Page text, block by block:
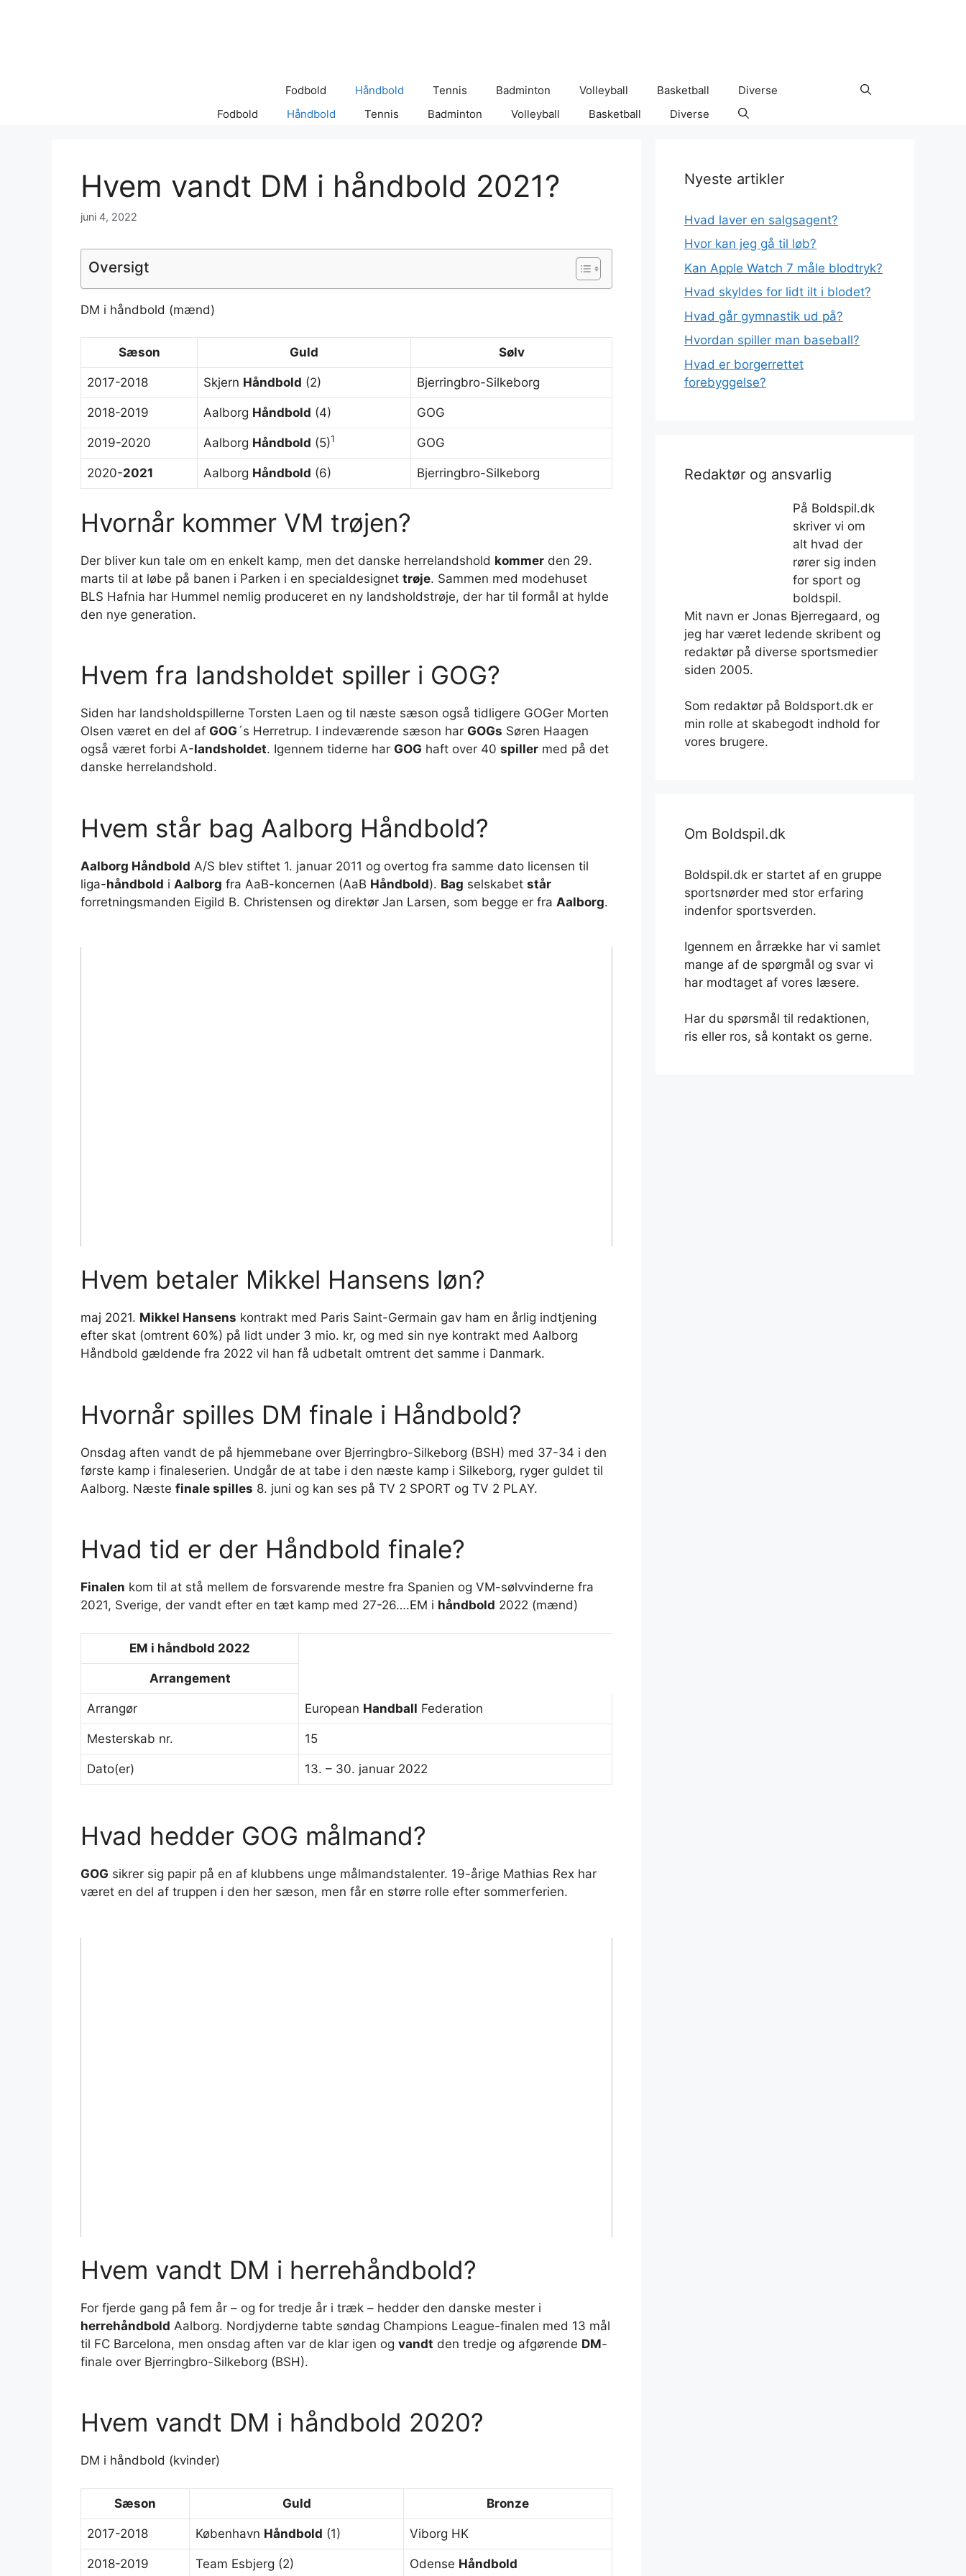
Fodbold Håndbold Tennis Badminton Volleyball Basketball
Diverse
Fodbold
Håndbold Tennis Badminton Volleyball Basketball Diverse
Hvem vandt DM i håndbold 2021?
juni 4, 2022
Oversigt
DM i håndbold (mænd)
Sæson Guld Sølv
2017-2018 Skjern Håndbold (2) Bjerringbro-Silkeborg
2018-2019 Aalborg Håndbold (4) GOG
2019-2020 Aalborg Håndbold (5)1 GOG
2020-2021 Aalborg Håndbold (6) Bjerringbro-Silkeborg
Hvornår kommer VM trøjen?
Der bliver kun tale om en enkelt kamp, men det danske herrelandshold kommer den 29.
marts til at løbe på banen i Parken i en specialdesignet trøje. Sammen med modehuset
BLS Hafnia har Hummel nemlig produceret en ny landsholdstrøje, der har til formål at hylde
den nye generation.
Hvem fra landsholdet spiller i GOG?
Siden har landsholdspillerne Torsten Laen og til næste sæson også tidligere GOGer Morten
Olsen været en del af GOG ´s Herretrup. I indeværende sæson har GOGs Søren Haagen
også været forbi A-landsholdet. Igennem tiderne har GOG haft over 40 spiller med på det
danske herrelandshold.
Hvem står bag Aalborg Håndbold?
Aalborg Håndbold A/S blev stiftet 1. januar 2011 og overtog fra samme dato licensen til
liga-håndbold i Aalborg fra AaB-koncernen (AaB Håndbold). Bag selskabet står
forretningsmanden Eigild B. Christensen og direktør Jan Larsen, som begge er fra Aalborg.
Hvem betaler Mikkel Hansens løn?
maj 2021. Mikkel Hansens kontrakt med Paris Saint-Germain gav ham en årlig indtjening
efter skat (omtrent 60%) på lidt under 3 mio. kr, og med sin nye kontrakt med Aalborg
Håndbold gældende fra 2022 vil han få udbetalt omtrent det samme i Danmark.
Hvornår spilles DM finale i Håndbold?
Onsdag aften vandt de på hjemmebane over Bjerringbro-Silkeborg (BSH) med 37-34 i den
første kamp i finaleserien. Undgår de at tabe i den næste kamp i Silkeborg, ryger guldet til
Aalborg. Næste finale spilles 8. juni og kan ses på TV 2 SPORT og TV 2 PLAY.
Hvad tid er der Håndbold finale?
Finalen kom til at stå mellem de forsvarende mestre fra Spanien og VM-sølvvinderne fra
2021, Sverige, der vandt efter en tæt kamp med 27-26….EM i håndbold 2022 (mænd)
EM i håndbold 2022
Arrangement
Arrangør European Handball Federation
Mesterskab nr. 15
Dato(er) 13. – 30. januar 2022
Hvad hedder GOG målmand?
GOG sikrer sig papir på en af klubbens unge målmandstalenter. 19-årige Mathias Rex har
været en del af truppen i den her sæson, men får en større rolle efter sommerferien.
Hvem vandt DM i herrehåndbold?
For fjerde gang på fem år – og for tredje år i træk – hedder den danske mester i
herrehåndbold Aalborg. Nordjyderne tabte søndag Champions League-finalen med 13 mål
til FC Barcelona, men onsdag aften var de klar igen og vandt den tredje og afgørende DM-
finale over Bjerringbro-Silkeborg (BSH).
Hvem vandt DM i håndbold 2020?
DM i håndbold (kvinder)
Sæson Guld Bronze
2017-2018 København Håndbold (1) Viborg HK
2018-2019 Team Esbjerg (2) Odense Håndbold
Nyeste artikler
Hvad laver en salgsagent?
Hvor kan jeg gå til løb?
Kan Apple Watch 7 måle blodtryk?
Hvad skyldes for lidt ilt i blodet?
Hvad går gymnastik ud på?
Hvordan spiller man baseball?
Hvad er borgerrettet
forebyggelse?
Redaktør og ansvarlig
På Boldspil.dk
skriver vi om
alt hvad der
rører sig inden
for sport og
boldspil.
Mit navn er Jonas Bjerregaard, og
jeg har været ledende skribent og
redaktør på diverse sportsmedier
siden 2005.
Som redaktør på Boldsport.dk er
min rolle at skabegodt indhold for
vores brugere.
Om Boldspil.dk
Boldspil.dk er startet af en gruppe
sportsnørder med stor erfaring
indenfor sportsverden.
Igennem en årrække har vi samlet
mange af de spørgmål og svar vi
har modtaget af vores læsere.
Har du spørsmål til redaktionen,
ris eller ros, så kontakt os gerne.